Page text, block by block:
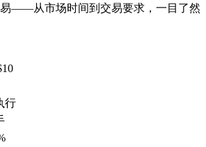
——从市场时间到交易要求，一目了然
行